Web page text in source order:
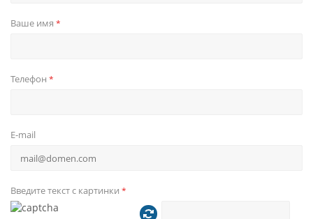
Ваше имя *
Телефон *
E-mail
Введите текст с картинки *